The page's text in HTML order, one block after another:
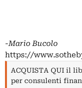
-Mario Bucolo
https://
ACQUISTA QUI il
per consulenti